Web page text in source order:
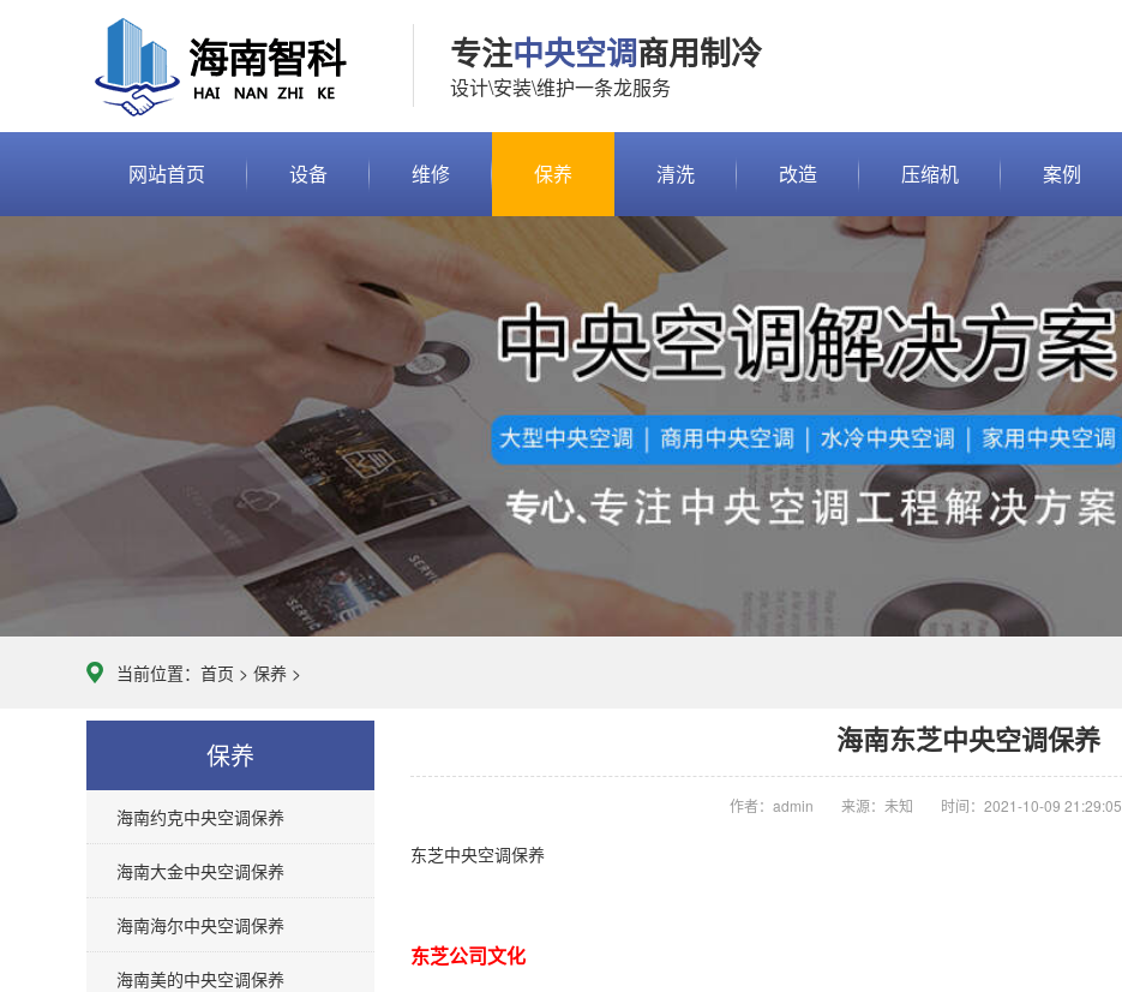
专注中央空调商用制冷
设计\安装\维护一条龙服务
网站首页 设备 维修 保养 清洗 改造 压缩机 案例
当前位置： 首页 > 保养 >
保养
海南约克中央空调保养
海南大金中央空调保养
海南海尔中央空调保养
海南美的中央空调保养
海南东芝中央空调保养
作者：admin 来源：未知 时间：2021-10-09 21:29:05
东芝中央空调保养
东芝公司文化